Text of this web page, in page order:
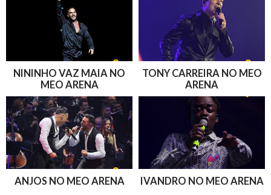
NININHO VAZ MAIA NO
MEO ARENA
TONY CARREIRA NO MEO
ARENA
ANJOS NO MEO ARENA IVANDRO NO MEO ARENA